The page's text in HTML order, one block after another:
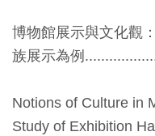
博物館展示與文化觀
族展示為例
Notions of Culture in
Study of Exhibition